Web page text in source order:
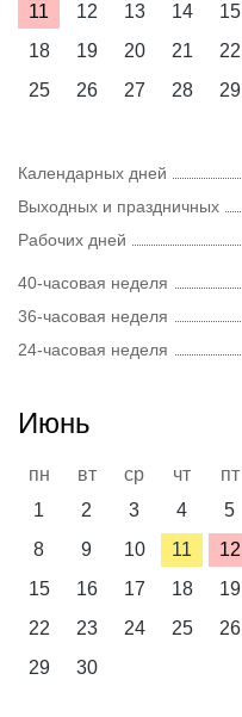
11
12 13 14 15
18
19 20 21 22
25
26 27 28 29
Календарных дней
Выходных и праздничных
Рабочих дней
40-часовая неделя
36-часовая неделя
24-часовая неделя
Июнь
пн вт ср чт пт
1
2 3 4 5
8
9 10 11 12
15
16 17 18 19
22
23 24 25 26
29
30